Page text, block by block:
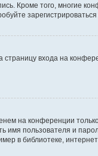
Кроме того, многие
зарегистрироваться
страницу входа на
на конференции
имя пользователя и
в библиотеке,